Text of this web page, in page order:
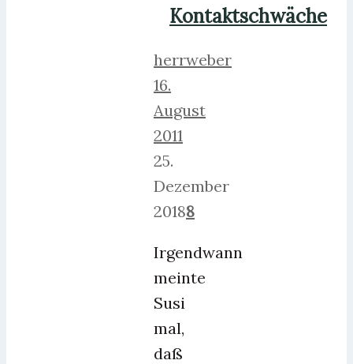
Kontaktschwäche
herrweber
16.
August
2011
25.
Dezember
20188
Irgendwann
meinte
Susi
mal,
daß